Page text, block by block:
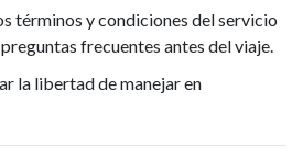
términos y condiciones del servicio
frecuentes antes del viaje.
la libertad de manejar en